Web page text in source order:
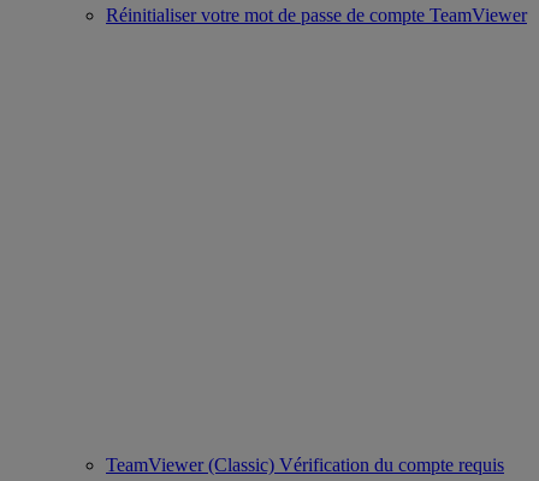
Réinitialiser votre mot de passe de compte TeamViewer
TeamViewer (Classic) Vérification du compte requis